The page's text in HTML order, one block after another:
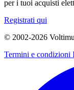
per i tuoi acquisti
Registrati qui
© 2002-2026
Termini e condizioni